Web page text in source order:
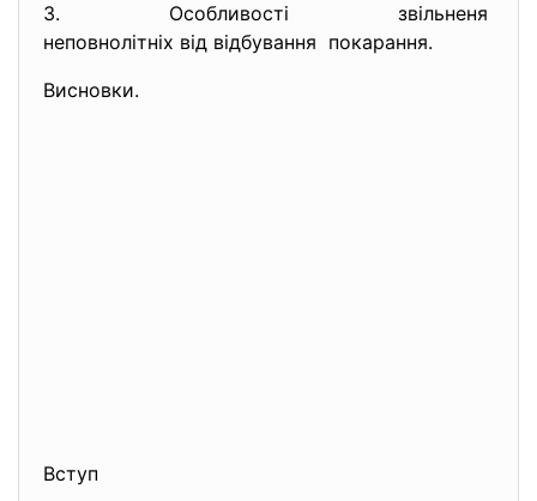
3. Особливості звільненя
неповнолітніх від відбування покарання.
Висновки.
Вступ